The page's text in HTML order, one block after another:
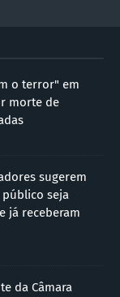
o terror" em
morte de
sugerem
seja
já receberam
da Câmara